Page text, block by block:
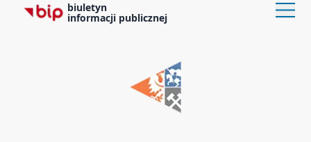
biuletyn
informacji publicznej